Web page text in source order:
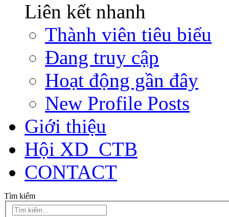
Liên kết nhanh
Thành viên tiêu biểu
Đang truy cập
Hoạt động gần đây
New Profile Posts
Giới thiệu
Hội XD_CTB
CONTACT
Tìm kiếm